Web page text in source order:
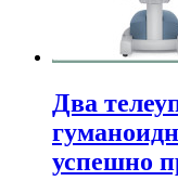
Два
успешно